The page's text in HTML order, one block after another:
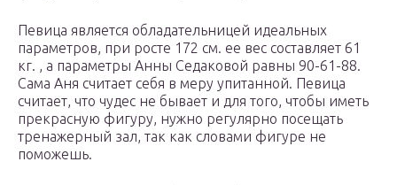
Певица является обладательницей идеальных
параметров, при росте 172 см. ее вес составляет 61
кг. , а параметры Анны Седаковой равны 90-61-88.
Сама Аня считает себя в меру упитанной. Певица
считает, что чудес не бывает и для того, чтобы иметь
прекрасную фигуру, нужно регулярно посещать
тренажерный зал, так как словами фигуре не
поможешь.